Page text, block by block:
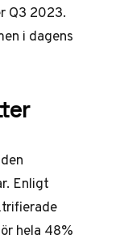
Q3 2023.
i dagens
Enligt
hela 48%